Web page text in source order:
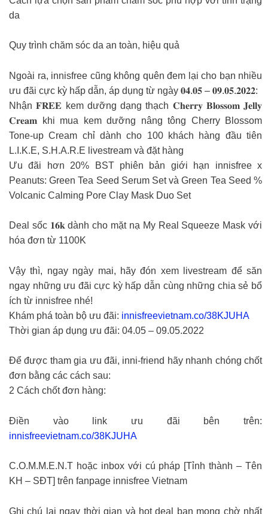
da
Quy trình chăm sóc da an toàn, hiệu quả
Ngoài ra, innisfree cũng không quên đem lại cho bạn nhiều
ưu đãi cực kỳ hấp dẫn, áp dụng từ ngày 𝟎𝟒.𝟎𝟓 – 𝟎𝟗.𝟎𝟓.𝟐𝟎𝟐𝟐:
Nhận 𝐅𝐑𝐄𝐄 kem dưỡng dạng thạch 𝐂𝐡𝐞𝐫𝐫𝐲 𝐁𝐥𝐨𝐬𝐬𝐨𝐦 𝐉𝐞𝐥𝐥𝐲
𝐂𝐫𝐞𝐚𝐦 khi mua kem dưỡng nâng tông Cherry Blossom
Tone-up Cream chỉ dành cho 100 khách hàng đầu tiên
L.I.K.E, S.H.A.R.E livestream và đặt hàng
Ưu đãi hơn 20% BST phiên bản giới hạn innisfree x
Peanuts: Green Tea Seed Serum Set và Green Tea Seed %
Volcanic Calming Pore Clay Mask Duo Set
Deal sốc 𝟏𝟔𝐤 dành cho mặt nạ My Real Squeeze Mask với
hóa đơn từ 1100K
Vậy thì, ngay ngày mai, hãy đón xem livestream để săn
ngay những ưu đãi cực kỳ hấp dẫn cùng những chia sẻ bổ
ích từ innisfree nhé!
Khám phá toàn bộ ưu đãi: innisfreevietnam.co/38KJUHA
Thời gian áp dụng ưu đãi: 04.05 – 09.05.2022
Để được tham gia ưu đãi, inni-friend hãy nhanh chóng chốt
đơn bằng các cách sau:
2 Cách chốt đơn hàng:
Điền vào link ưu đãi bên trên:
innisfreevietnam.co/38KJUHA
C.O.M.M.E.N.T hoặc inbox với cú pháp [Tỉnh thành – Tên
KH – SĐT] trên fanpage innisfree Vietnam
Ghi chú lại ngay thời gian và hot deal bạn mong chờ nhất